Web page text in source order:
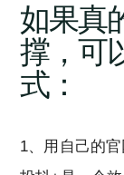
如果真
撑，可
式：
1、用自己的